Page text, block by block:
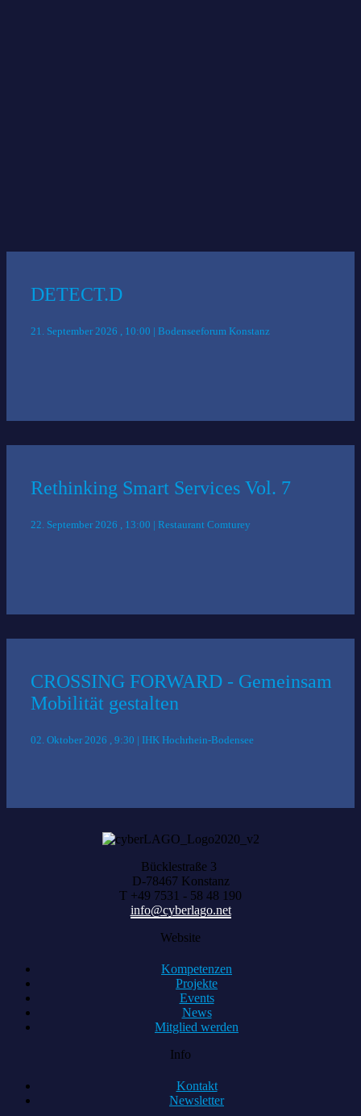
DETECT.D
21. September 2026 , 10:00 | Bodenseeforum Konstanz
Rethinking Smart Services Vol. 7
22. September 2026 , 13:00 | Restaurant Comturey
CROSSING FORWARD - Gemeinsam
Mobilität gestalten
02. Oktober 2026 , 9:30 | IHK Hochrhein-Bodensee
Bücklestraße 3
D-78467 Konstanz
T +49 7531 - 58 48 190
info@cyberlago.net
Website
Kompetenzen
Projekte
Events
News
Mitglied werden
Info
Kontakt
Newsletter